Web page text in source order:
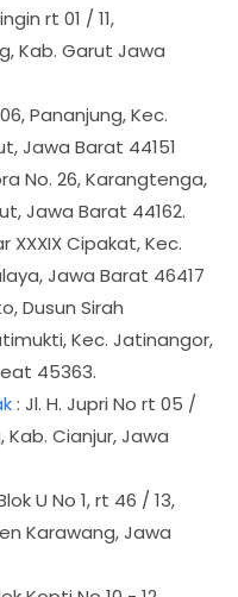
rt 01 / 11,
Kab. Garut Jawa
Pananjung, Kec.
Jawa Barat 44151
No. 26, Karangtenga,
Jawa Barat 44162.
XXXIX Cipakat, Kec.
Jawa Barat 46417
Dusun Sirah
Kec. Jatinangor,
45363.
: Jl. H. Jupri No rt 05 /
Kab. Cianjur, Jawa
U No 1, rt 46 / 13,
Karawang, Jawa